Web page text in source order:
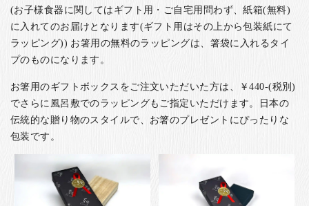
(お子様食器に関してはギフト用・ご自宅用問わず、紙箱(無料)
に入れてのお届けとなります(ギフト用はその上から包装紙にて
ラッピング)) お箸用の無料のラッピングは、箸袋に入れるタイ
プのものになります。
お箸用のギフトボックスをご注文いただいた方は、￥440-(税別)
でさらに風呂敷でのラッピングもご指定いただけます。日本の
伝統的な贈り物のスタイルで、お箸のプレゼントにぴったりな
包装です。